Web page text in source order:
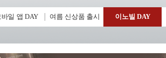
바일 앱 DAY 여름 신상품 출시 이노빌 DAY